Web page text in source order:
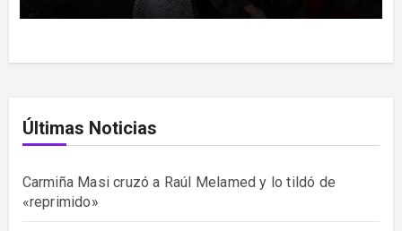
Últimas Noticias
Carmiña Masi cruzó a Raúl Melamed y lo tildó de
«reprimido»